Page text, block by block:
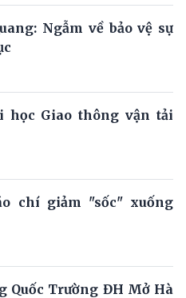
Ngẫm về bảo vệ sự
học Giao thông vận tải
chí giảm "sốc" xuống
Quốc Trường ĐH Mở Hà